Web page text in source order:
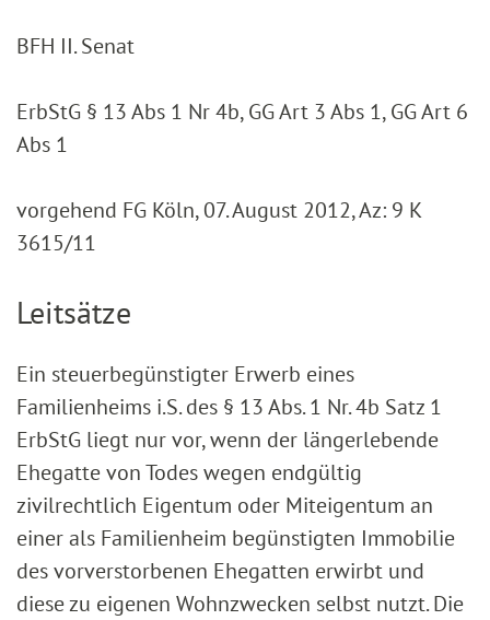
BFH II. Senat
ErbStG § 13 Abs 1 Nr 4b, GG Art 3 Abs 1, GG Art 6
Abs 1
vorgehend FG Köln, 07. August 2012, Az: 9 K
3615/11
Leitsätze
Ein steuerbegünstigter Erwerb eines
Familienheims i.S. des § 13 Abs. 1 Nr. 4b Satz 1
ErbStG liegt nur vor, wenn der längerlebende
Ehegatte von Todes wegen endgültig
zivilrechtlich Eigentum oder Miteigentum an
einer als Familienheim begünstigten Immobilie
des vorverstorbenen Ehegatten erwirbt und
diese zu eigenen Wohnzwecken selbst nutzt. Die